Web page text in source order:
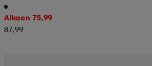
Alkaen 75,99
87,99